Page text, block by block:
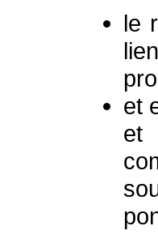
le
et
et